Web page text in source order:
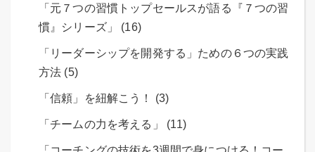
「元７つの習慣トップセールスが語る『７つの習
慣』シリーズ」 (16)
「リーダーシップを開発する」ための６つの実践
方法 (5)
「信頼」を紐解こう！ (3)
「チームの力を考える」 (11)